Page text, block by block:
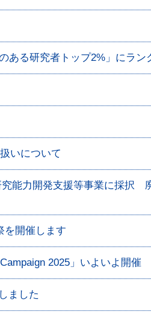
ある研究者トップ2%」にラン
いについて
能力開発支援等事業に採択
を開催します
2025」いよいよ開催
ました